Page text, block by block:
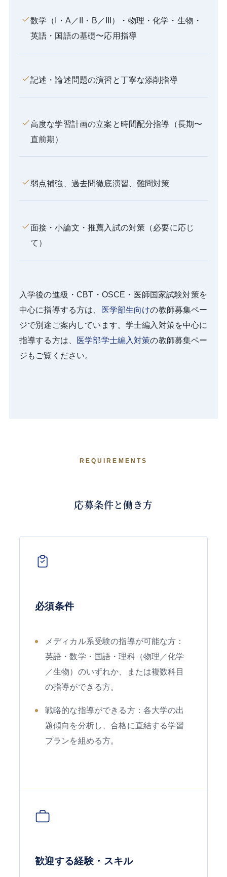
数学（I・A／II・B／III）・物理・化学・生物・
英語・国語の基礎〜応用指導
記述・論述問題の演習と丁寧な添削指導
高度な学習計画の立案と時間配分指導（長期〜
直前期）
弱点補強、過去問徹底演習、難問対策
面接・小論文・推薦入試の対策（必要に応じ
て）
入学後の進級・CBT・OSCE・医師国家試験対策を
中心に指導する方は、
医学部生向けの教師募集ペー
ジで別途ご案内しています。学士編入対策を中心に
指導する方は、
医学部学士編入対策の教師募集ペー
ジもご覧ください。
REQUIREMENTS
応募条件と働き方
必須条件
メディカル系受験の指導が可能な方：
英語・数学・国語・理科（物理／化学
／生物）のいずれか、または複数科目
の指導ができる方。
戦略的な指導ができる方：各大学の出
題傾向を分析し、合格に直結する学習
プランを組める方。
歓迎する経験・スキル